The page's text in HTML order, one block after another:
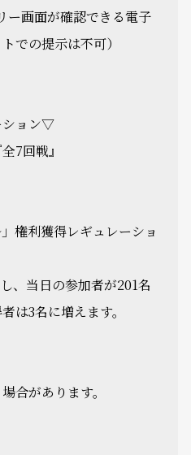
ー画面が確認できる電子
での提示は不可）
ション▽
7回戦』
権利獲得レギュレーショ
、当日の参加者が201名
は3名に増えます。
合があります。